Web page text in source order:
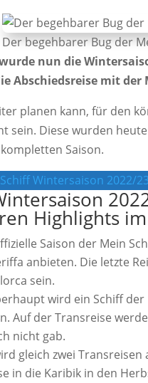
Der begehbarer Bug der
wurde nun die
Abschiedsreise mit der
planen kann, für den
sein. Diese wurden
Saison.
Wintersaison 2022/23
Highlights
Saison der Mein
anbieten. Die letzte
sein.
wird ein Schiff
Auf der Transreise
nicht gab.
gleich zwei
in die Karibik in den